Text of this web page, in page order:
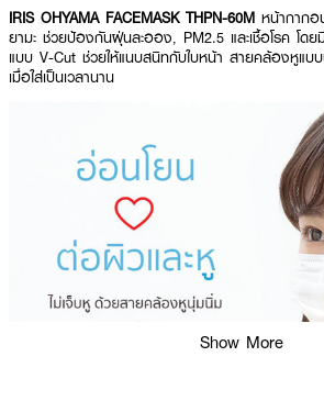
IRIS OHYAMA FACEMASK THPN-60M หน้ากากอ
ยามะ ช่วยป้องกันฝุ่นละออง, PM2.5 และเชื้อโรค โ
แบบ V-Cut ช่วยให้แนบสนิทกับใบหน้า สายคล้องหูแบ
เมื่อใส่เป็นเวลานาน
Show More